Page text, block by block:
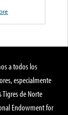
a todos los
especialmente
Tigres de Norte
Endowment for